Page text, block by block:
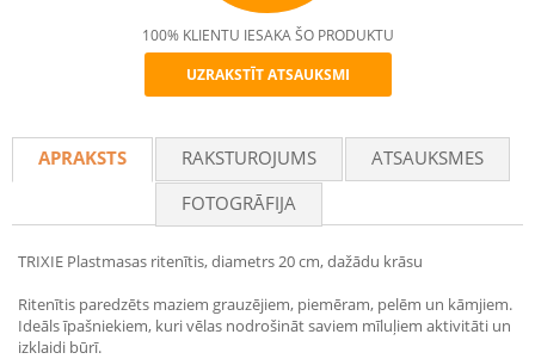
Recommend
100% KLIENTU IESAKA ŠO PRODUKTU
UZRAKSTĪT ATSAUKSMI
APRAKSTS RAKSTUROJUMS
ATSAUKSMES
FOTOGRĀFIJA
TRIXIE Plastmasas ritenītis, diametrs 20 cm, dažādu krāsu
Ritenītis paredzēts maziem grauzējiem, piemēram, pelēm un kāmjiem.
Ideāls īpašniekiem, kuri vēlas nodrošināt saviem mīluļiem aktivitāti un
izklaidi būrī.